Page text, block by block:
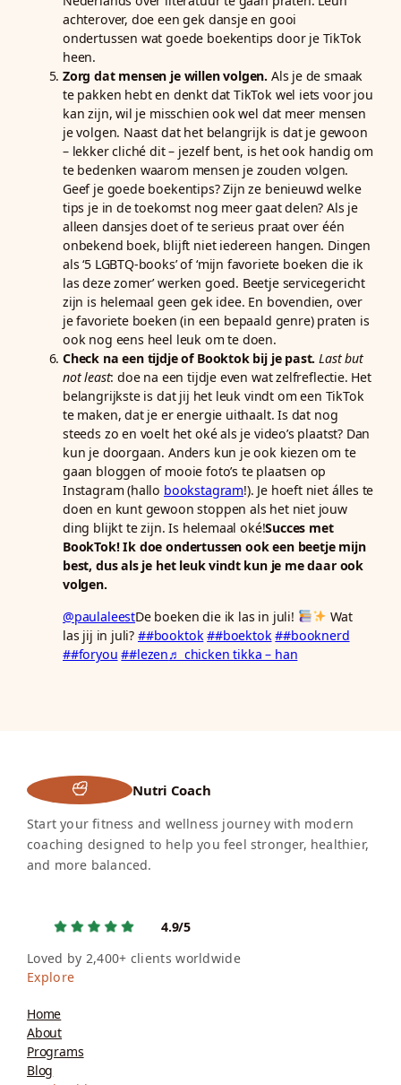
achterover, doe een gek dansje en gooi
ondertussen wat goede boekentips door je TikTok
heen.
Zorg dat mensen je willen volgen. Als je de smaak
te pakken hebt en denkt dat TikTok wel iets voor jou
kan zijn, wil je misschien ook wel dat meer mensen
je volgen. Naast dat het belangrijk is dat je gewoon
– lekker cliché dit – jezelf bent, is het ook handig om
te bedenken waarom mensen je zouden volgen.
Geef je goede boekentips? Zijn ze benieuwd welke
tips je in de toekomst nog meer gaat delen? Als je
alleen dansjes doet of te serieus praat over één
onbekend boek, blijft niet iedereen hangen. Dingen
als ‘5 LGBTQ-books’ of ‘mijn favoriete boeken die ik
las deze zomer’ werken goed. Beetje servicegericht
zijn is helemaal geen gek idee. En bovendien, over
je favoriete boeken (in een bepaald genre) praten is
ook nog eens heel leuk om te doen.
Check na een tijdje of Booktok bij je past.Last but
not least: doe na een tijdje even wat zelfreflectie. Het
belangrijkste is dat jij het leuk vindt om een TikTok
te maken, dat je er energie uithaalt. Is dat nog
steeds zo en voelt het oké als je video’s plaatst? Dan
kun je doorgaan. Anders kun je ook kiezen om te
gaan bloggen of mooie foto’s te plaatsen op
Instagram (hallo bookstagram!). Je hoeft niet álles te
doen en kunt gewoon stoppen als het niet jouw
ding blijkt te zijn. Is helemaal oké!Succes met
BookTok! Ik doe ondertussen ook een beetje mijn
best, dus als je het leuk vindt kun je me daar ook
volgen.
@paulaleestDe boeken die ik las in juli!
Wat
las jij in juli? ##booktok ##boektok ##booknerd
##foryou ##lezen♬ chicken tikka – han
Nutri Coach
Start your fitness and wellness journey with modern
coaching designed to help you feel stronger, healthier,
and more balanced.
4.9/5
Loved by 2,400+ clients worldwide
Explore
Home
About
Programs
Blog